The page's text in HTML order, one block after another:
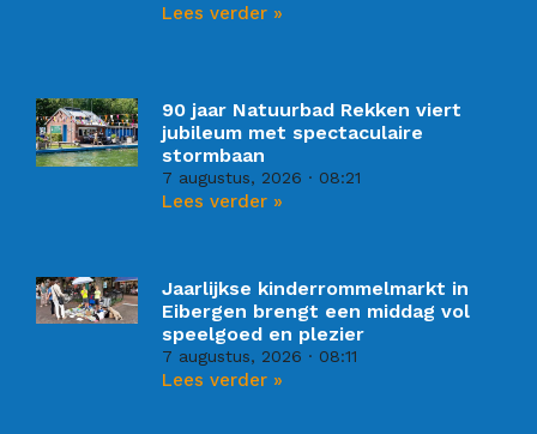
Lees verder »
90 jaar Natuurbad Rekken viert
jubileum met spectaculaire
stormbaan
7 augustus, 2026 08:21
Lees verder »
Jaarlijkse kinderrommelmarkt in
Eibergen brengt een middag vol
speelgoed en plezier
7 augustus, 2026 08:11
Lees verder »